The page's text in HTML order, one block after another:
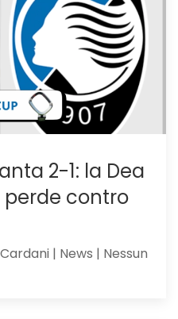
2-1: la Dea
contro
| News | Nessun